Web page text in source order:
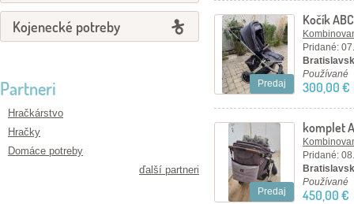
Kojenecké potreby
Partneri
Hračkárstvo
Hračky
Domáce potreby
ďalší partneri
Predaj
Kočík
Pridané:
Používané
300,00 €
Predaj
komplet
set
Pridané:
Používané
450,00 €